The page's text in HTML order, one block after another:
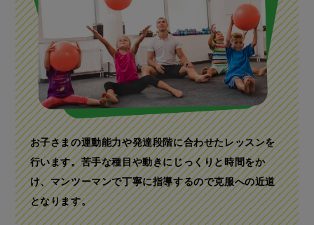
お子さまの運動能力や発達段階に合わせたレッスンを
行います。苦手な種目や動きにじっくりと時間をか
け、マンツーマンで丁寧に指導するので克服への近道
となります。